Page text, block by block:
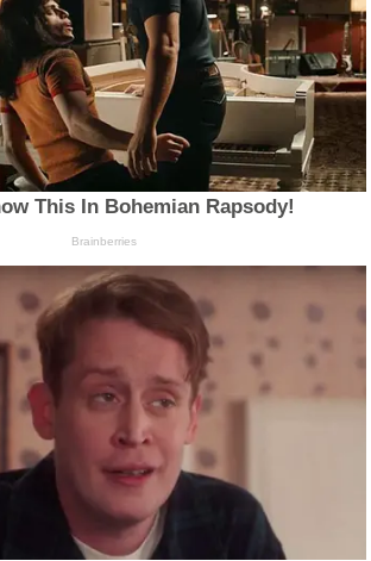
This In Bohemian Rapsody!
Brainberries